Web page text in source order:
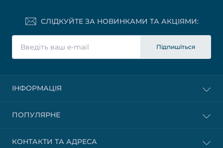
СЛІДКУЙТЕ ЗА НОВИНКАМИ ТА АКЦІЯМИ:
Підпишіться
ІНФОРМАЦІЯ
ПОПУЛЯРНЕ
КОНТАКТИ ТА АДРЕСА